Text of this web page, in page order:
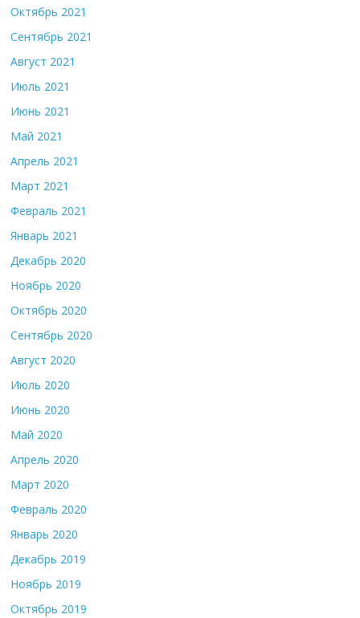
Октябрь 2021
Сентябрь 2021
Август 2021
Июль 2021
Июнь 2021
Май 2021
Апрель 2021
Март 2021
Февраль 2021
Январь 2021
Декабрь 2020
Ноябрь 2020
Октябрь 2020
Сентябрь 2020
Август 2020
Июль 2020
Июнь 2020
Май 2020
Апрель 2020
Март 2020
Февраль 2020
Январь 2020
Декабрь 2019
Ноябрь 2019
Октябрь 2019